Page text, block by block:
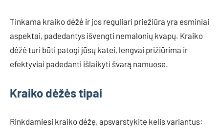
Tinkama kraiko dėžė ir jos reguliari priežiūra yra esminiai
aspektai, padedantys išvengti nemalonių kvapų. Kraiko
dėžė turi būti patogi jūsų katei, lengvai prižiūrima ir
efektyviai padedanti išlaikyti švarą namuose.
Kraiko dėžės tipai
Rinkdamiesi kraiko dėžę, apsvarstykite kelis variantus: